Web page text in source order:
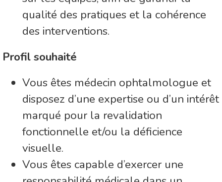
qualité des pratiques et la cohérence
des interventions.
Profil souhaité
Vous êtes médecin ophtalmologue et
disposez d’une expertise ou d’un intérêt
marqué pour la revalidation
fonctionnelle et/ou la déficience
visuelle.
Vous êtes capable d’exercer une